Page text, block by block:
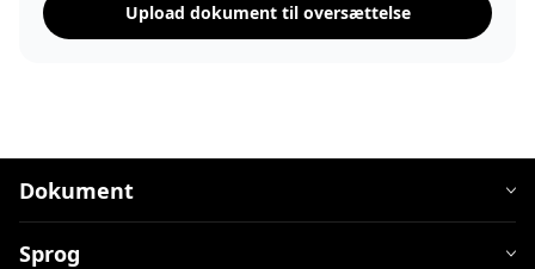
Upload dokument til oversættelse
Dokument
Sprog